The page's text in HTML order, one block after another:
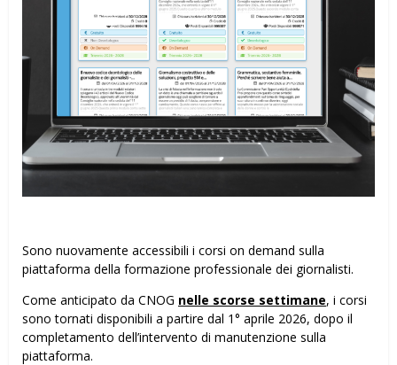
Sono nuovamente accessibili i corsi on demand sulla
piattaforma della formazione professionale dei giornalisti.
Come anticipato da CNOG nelle scorse settimane, i corsi
sono tornati disponibili a partire dal 1° aprile 2026, dopo il
completamento dell’intervento di manutenzione sulla
piattaforma.